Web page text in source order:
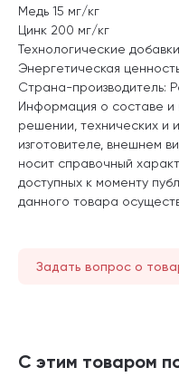
Медь 15 мг/кг
Цинк 200 мг/кг
Технологические
Энергетическая
Страна-производитель:
Информация о составе и
решении, технических и
изготовителе, внешнем
носит справочный
доступных к моменту
данного товара
Задать вопрос о
С этим товаром